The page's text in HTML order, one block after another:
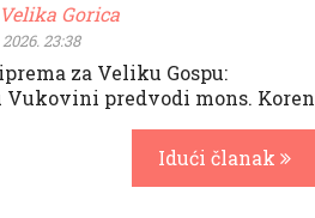
Gorica
23:38
za Veliku Gospu:
Vukovini predvodi mons. Koren
Idući članak